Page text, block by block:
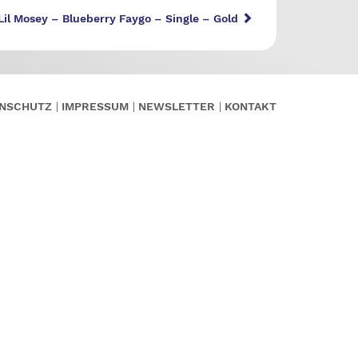
Mosey – Blueberry Faygo – Single – Gold
IMPRESSUM NEWSLETTER KONTAKT